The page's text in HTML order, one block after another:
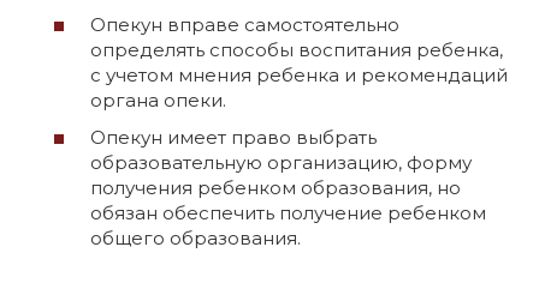
Опекун вправе самостоятельно
определять способы воспитания ребенка,
с учетом мнения ребенка и рекомендаций
органа опеки.
Опекун имеет право выбрать
образовательную организацию, форму
получения ребенком образования, но
обязан обеспечить получение ребенком
общего образования.